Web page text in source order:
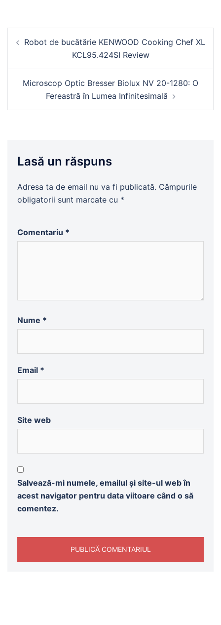
în
Robot de bucătărie KENWOOD Cooking Chef XL
KCL95.424SI Review
Microscop Optic Bresser Biolux NV 20-1280: O
Fereastră în Lumea Infinitesimală
Lasă un răspuns
Adresa ta de email nu va fi publicată. Câmpurile
obligatorii sunt marcate cu *
Comentariu *
Nume *
Email *
Site web
Salvează-mi numele, emailul și site-ul web în
acest navigator pentru data viitoare când o să
comentez.